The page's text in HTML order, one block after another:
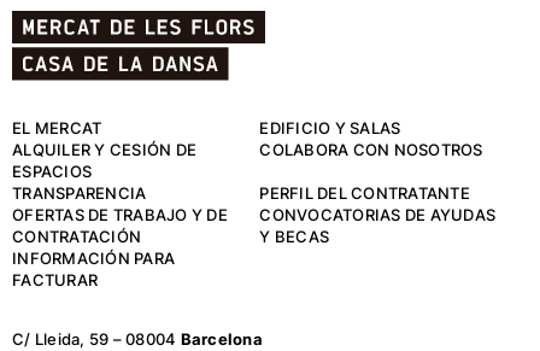
EL MERCAT
EDIFICIO Y SALAS
ALQUILER Y CESIÓN DE
ESPACIOS
COLABORA CON NOSOTROS
TRANSPARENCIA
PERFIL DEL CONTRATANTE
OFERTAS DE TRABAJO Y DE
CONTRATACIÓN
CONVOCATORIAS DE AYUDAS
Y BECAS
INFORMACIÓN PARA
FACTURAR
C/ Lleida, 59 – 08004 Barcelona